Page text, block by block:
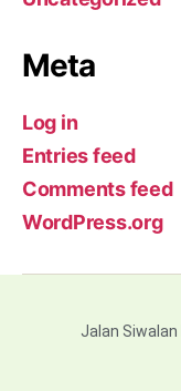
Meta
Log in
Entries feed
Comments feed
WordPress.org
Jalan Siwalan